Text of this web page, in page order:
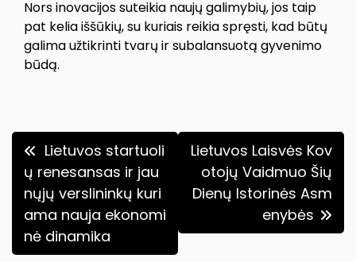
Nors inovacijos suteikia naujų galimybių, jos taip
pat kelia iššūkių, su kuriais reikia spręsti, kad būtų
galima užtikrinti tvarų ir subalansuotą gyvenimo
būdą.
Navigacija
tarp
įrašų
Lietuvos startuoli
ų renesansas ir jau
nųjų verslininkų kuri
ama nauja ekonomi
nė dinamika
Lietuvos Laisvės Kov
otojų Vaidmuo Šių
Dienų Istorinės Asm
enybės